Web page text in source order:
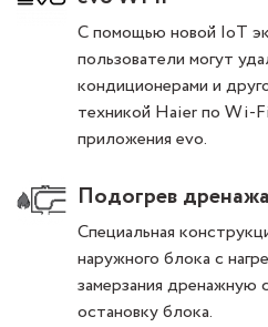
С помощью новой IoT
пользователи могут
кондиционерами и
техникой Haier по Wi-
приложения evo.
Подогрев
Специальная
наружного блока с
замерзания дренажную
остановку блока.